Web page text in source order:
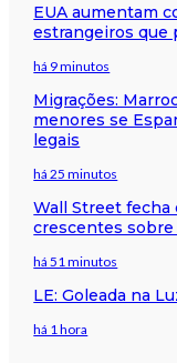
EUA aumentam
estrangeiros que
há 9 minutos
Migrações:
menores se
legais
há 25 minutos
Wall Street fecha
crescentes
há 51 minutos
LE: Goleada na
há 1 hora